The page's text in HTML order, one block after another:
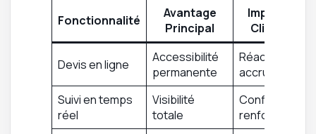
Fonctionnalité
Avantage
Principal
Impact
Client
Devis en ligne
Accessibilité
permanente
Réactivité
accrue
Suivi en temps
réel
Visibilité
totale
Confiance
renforcée